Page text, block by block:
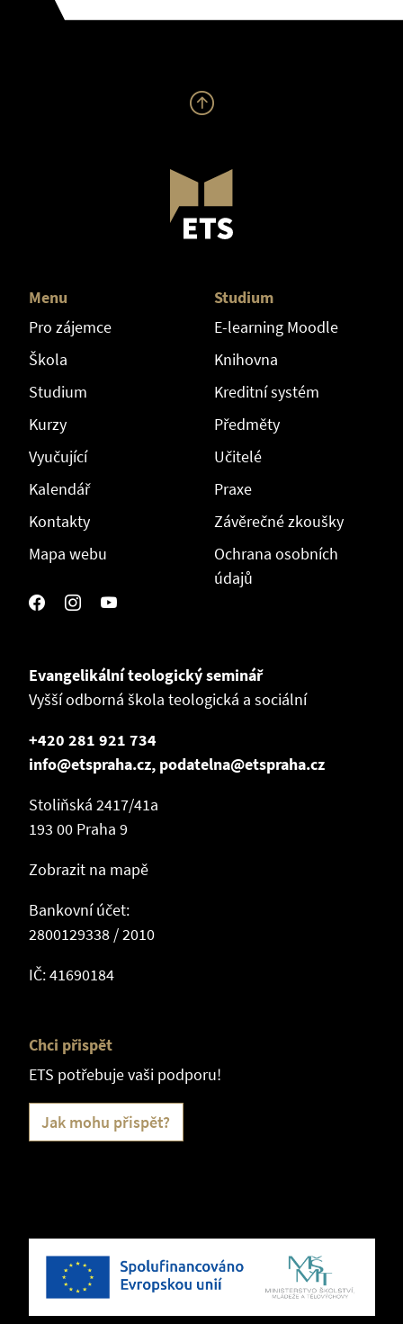
Menu
Pro zájemce
Škola
Studium
Kurzy
Vyučující
Kalendář
Kontakty
Mapa webu
Studium
E-learning Moodle
Knihovna
Kreditní systém
Předměty
Učitelé
Praxe
Závěrečné zkoušky
Ochrana osobních
údajů
Evangelikální teologický seminář
Vyšší odborná škola teologická a sociální
+420 281 921 734
info@etspraha.cz, podatelna@etspraha.cz
Stoliňská 2417/41a
193 00 Praha 9
Zobrazit na mapě
Bankovní účet:
2800129338 / 2010
IČ: 41690184
Chci přispět
ETS potřebuje vaši podporu!
Jak mohu přispět?